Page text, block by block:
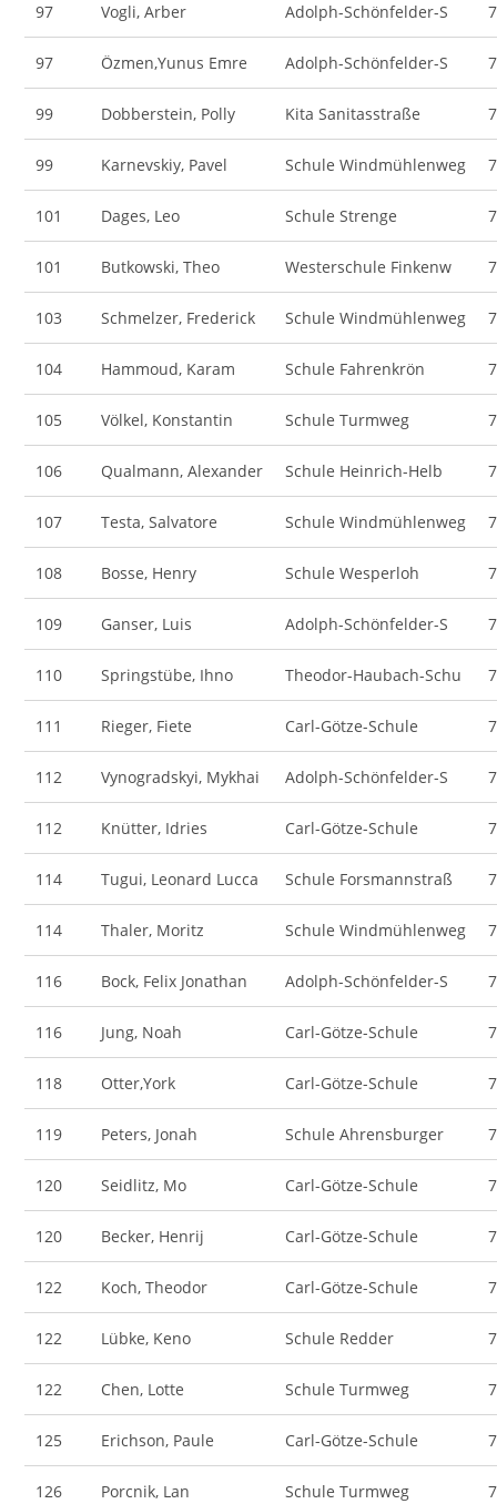
97 Vogli, Arber Adolph-Schönfelder-S 7
97 Özmen,Yunus Emre Adolph-Schönfelder-S 7
99 Dobberstein, Polly Kita Sanitasstraße 7
99 Karnevskiy, Pavel Schule Windmühlenweg 7
101 Dages, Leo Schule Strenge 7
101 Butkowski, Theo Westerschule Finkenw 7
103 Schmelzer, Frederick Schule Windmühlenweg 7
104 Hammoud, Karam Schule Fahrenkrön 7
105 Völkel, Konstantin Schule Turmweg 7
106 Qualmann, Alexander Schule Heinrich-Helb 7
107 Testa, Salvatore Schule Windmühlenweg 7
108 Bosse, Henry Schule Wesperloh 7
109 Ganser, Luis Adolph-Schönfelder-S 7
110 Springstübe, Ihno Theodor-Haubach-Schu 7
111 Rieger, Fiete Carl-Götze-Schule 7
112 Vynogradskyi, Mykhai Adolph-Schönfelder-S 7
112 Knütter, Idries Carl-Götze-Schule 7
114 Tugui, Leonard Lucca Schule Forsmannstraß 7
114 Thaler, Moritz Schule Windmühlenweg 7
116 Bock, Felix Jonathan Adolph-Schönfelder-S 7
116 Jung, Noah Carl-Götze-Schule 7
118 Otter,York Carl-Götze-Schule 7
119 Peters, Jonah Schule Ahrensburger 7
120 Seidlitz, Mo Carl-Götze-Schule 7
120 Becker, Henrij Carl-Götze-Schule 7
122 Koch, Theodor Carl-Götze-Schule 7
122 Lübke, Keno Schule Redder 7
122 Chen, Lotte Schule Turmweg 7
125 Erichson, Paule Carl-Götze-Schule 7
126 Porcnik, Lan Schule Turmweg 7